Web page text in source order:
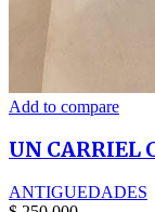
Add to compare
UN CARRIEL
ANTIGUEDADES